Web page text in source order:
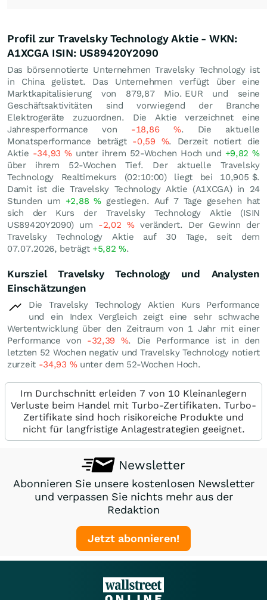
Profil zur Travelsky Technology Aktie - WKN:
A1XCGA ISIN: US89420Y2090
Das börsennotierte Unternehmen Travelsky Technology ist
in China gelistet. Das Unternehmen verfügt über eine
Marktkapitalisierung von 879,87 Mio. EUR und seine
Geschäftsaktivitäten sind vorwiegend der Branche
Elektrogeräte zuzuordnen. Die Aktie verzeichnet eine
Jahresperformance von -18,86 %. Die aktuelle
Monatsperformance beträgt -0,59 %. Derzeit notiert die
Aktie -34,93%unter ihrem 52-Wochen Hoch und +9,82%
über ihrem 52-Wochen Tief. Der aktuelle Travelsky
Technology Realtimekurs (02:10:00) liegt bei 10,905 $.
Damit ist die Travelsky Technology Aktie (A1XCGA) in 24
Stunden um +2,88% gestiegen. Auf 7 Tage gesehen hat
sich der Kurs der Travelsky Technology Aktie (ISIN
US89420Y2090) um -2,02 %verändert. Der Gewinn der
Travelsky Technology Aktie auf 30 Tage, seit dem
07.07.2026, beträgt +5,82%.
Kursziel Travelsky Technology und Analysten
Einschätzungen
Die Travelsky Technology Aktien Kurs Performance
und ein Index Vergleich zeigt eine sehr schwache
Wertentwicklung über den Zeitraum von 1 Jahr mit einer
Performance von -32,39 %. Die Performance ist in den
letzten 52 Wochen negativ und Travelsky Technology notiert
zurzeit -34,93 %unter dem 52-Wochen Hoch.
Im Durchschnitt erleiden 7 von 10 Kleinanlegern
Verluste beim Handel mit Turbo-Zertifikaten. Turbo-
Zertifikate sind hoch risikoreiche Produkte und
nicht für langfristige Anlagestrategien geeignet.
Newsletter
Abonnieren Sie unsere kostenlosen Newsletter
und verpassen Sie nichts mehr aus der
Redaktion
Jetzt abonnieren!